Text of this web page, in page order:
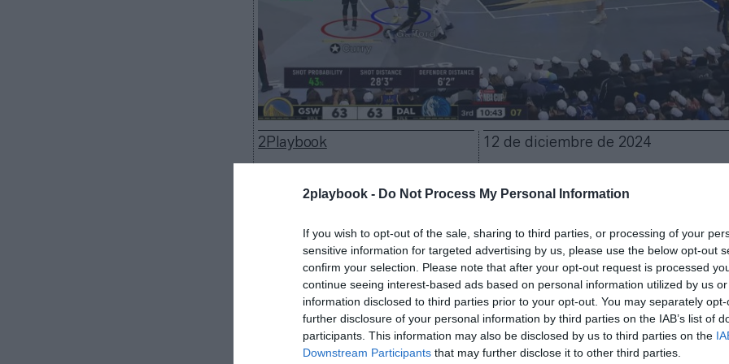
2playbook - Do Not Process My Personal Information
If you wish to opt-out of the sale, sharing to third parties, or processing of your
sensitive information for targeted advertising by us, please use the below opt-out
confirm your selection. Please note that after your opt-out request is processed
continue seeing interest-based ads based on personal information utilized by us
information disclosed to third parties prior to your opt-out. You may separately
further disclosure of your personal information by third parties on the IAB’s list of
participants. This information may also be disclosed by us to third parties on the
Downstream Participants that may further disclose it to other third parties.
2Playbook 12 de diciembre de 2024
Guardar
Los videojuegos hace tiempo que dieron el salto almainstreamen
popular. Su presencia se ha extendido de tal forma que son una
irrenunciable y, a menudo, una de las principales puertas de
conexión con nuevos aficionados para el deporte. LaNBAha ido
más allá y ha realizado una emisión pioneraintegrandografismos
funcionalidades propias de su videojuego, NBA 2K, en una de sus
retransmisiones.